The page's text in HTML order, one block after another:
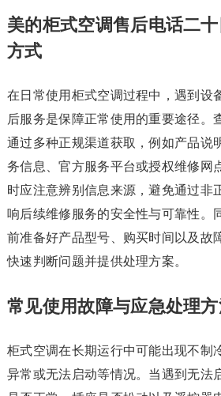
美的柜式空调售后电话二
方式
在日常使用柜式空调过程中，遇到设
后服务是保障正常使用的重要途径。
通过多种正规渠道获取，例如产品说
务信息、官方服务平台或授权维修网
时应注意辨别信息来源，避免通过非
响后续维修服务的安全性与可靠性。
前准备好产品型号、购买时间以及故
快速判断问题并提供处理方案。
常见使用故障与应急处理
柜式空调在长期运行中可能出现不制
异常或无法启动等情况。当遇到无法